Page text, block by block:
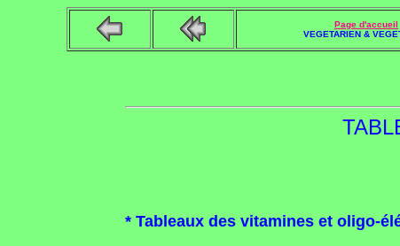
Page d'accueil
VEGETARIEN &
* Tableaux des vitamines et oligo-